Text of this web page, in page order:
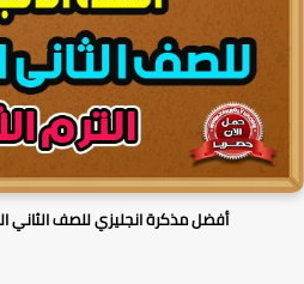
أفضل مذكرة انجليزي للصف الثاني